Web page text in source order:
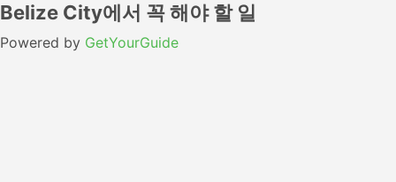
Belize City에서 꼭 해야 할 일
Powered by GetYourGuide